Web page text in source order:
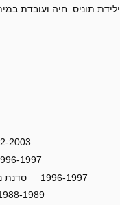
ילידת תוניס. חיה ועובדת
2002-2003 סדנת ציור מופשט,
1996-1997 סדנת הדפס, מכללה לאמנות
1996-1997 סדנת נייר ע"ש בוב לסלי, מכללה לאמנות חזותית, ב"ש
1988-1989 סדנת תחריט, מכללה לאמנות